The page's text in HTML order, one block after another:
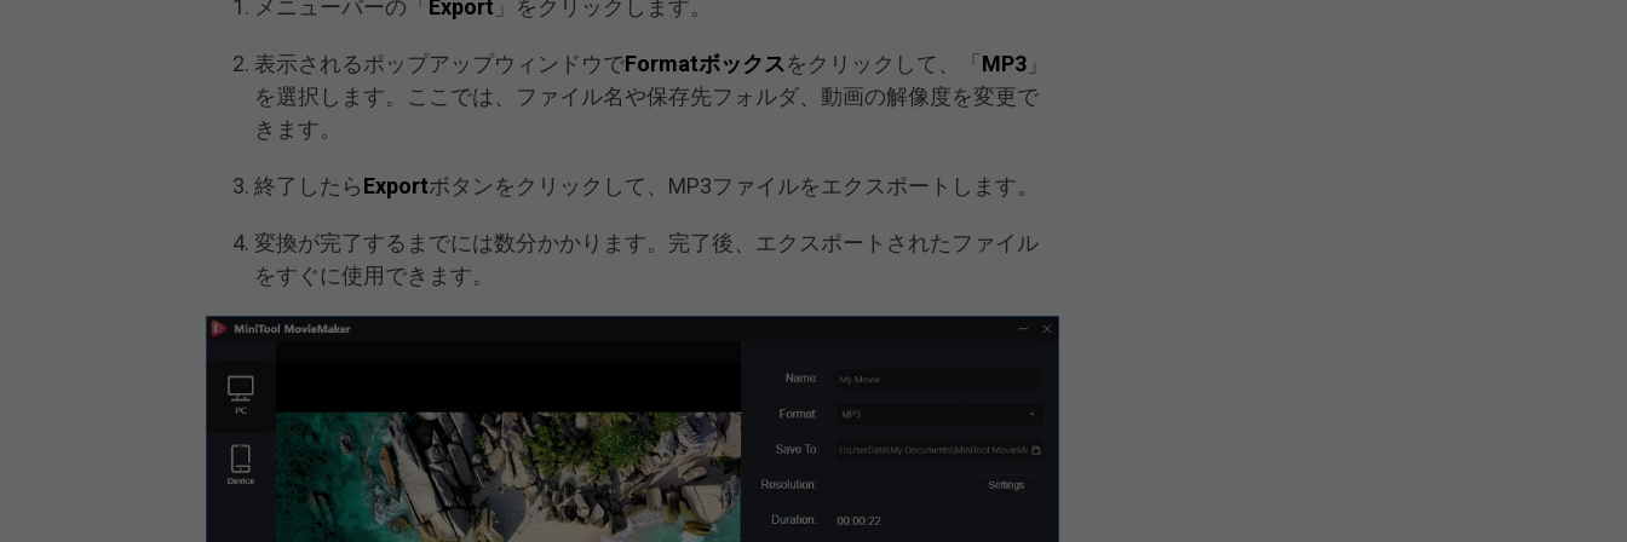
メニューバーの「 Export 」をクリックします。
表示されるポップアップウィンドウでFormatボックスをクリックして、「 MP3 」
を選択します。ここでは、ファイル名や保存先フォルダ、動画の解像度を変更で
きます。
終了したらExportボタンをクリックして、MP3ファイルをエクスポートします。
変換が完了するまでには数分かかります。完了後、エクスポートされたファイル
をすぐに使用できます。